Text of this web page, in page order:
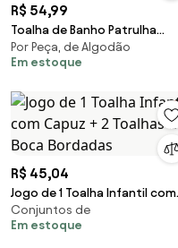
R$ 54,99
Toalha de Banho Patrulha
Canina Menino 1 Peça
Por Peça, de Algodão
Em estoque
R$ 45,04
Jogo de 1 Toalha Infantil com
Capuz + 2 Toalhas de Boca
Bordadas
Conjuntos de
Em estoque